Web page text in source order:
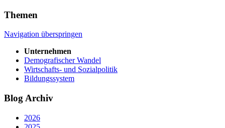
Themen
Navigation überspringen
Unternehmen
Demografischer Wandel
Wirtschafts- und Sozialpolitik
Bildungssystem
Blog Archiv
2026